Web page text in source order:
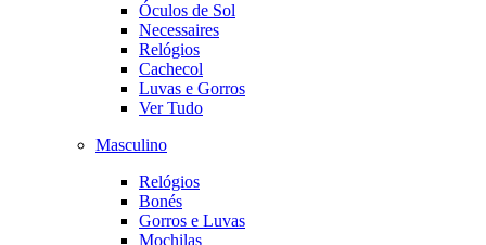
Óculos de Sol
Necessaires
Relógios
Cachecol
Luvas e Gorros
Ver Tudo
Masculino
Relógios
Bonés
Gorros e Luvas
Mochilas